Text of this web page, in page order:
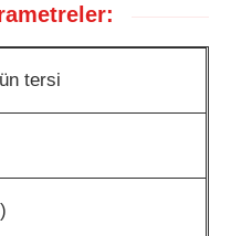
tersi